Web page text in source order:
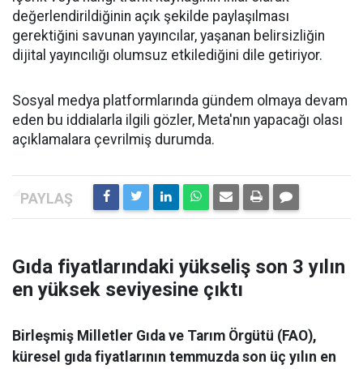
değerlendirildiğinin açık şekilde paylaşılması
gerektiğini savunan yayıncılar, yaşanan belirsizliğin
dijital yayıncılığı olumsuz etkilediğini dile getiriyor.
Sosyal medya platformlarında gündem olmaya devam
eden bu iddialarla ilgili gözler, Meta'nın yapacağı olası
açıklamalara çevrilmiş durumda.
Gıda fiyatlarındaki yükseliş son 3 yılın
en yüksek seviyesine çıktı
Birleşmiş Milletler Gıda ve Tarım Örgütü (FAO),
küresel gıda fiyatlarının temmuzda son üç yılın en